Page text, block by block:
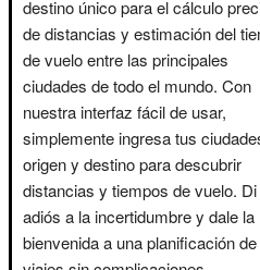
destino único para el cálculo
de distancias y estimación del
de vuelo entre las principales
ciudades de todo el mundo. Con
nuestra interfaz fácil de usar,
simplemente ingresa tus
origen y destino para descubrir
distancias y tiempos de vuelo. Di
adiós a la incertidumbre y dale la
bienvenida a una planificación de